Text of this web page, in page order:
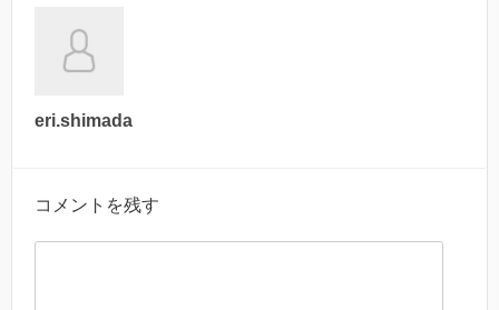
eri.shimada
コメントを残す